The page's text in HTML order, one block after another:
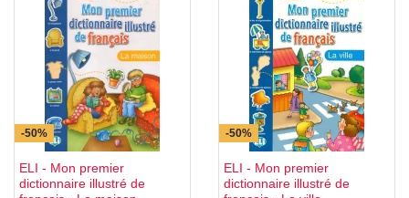
-50%
ELI - Mon premier
dictionnaire illustré de
-50%
ELI - Mon premier
dictionnaire illustré de